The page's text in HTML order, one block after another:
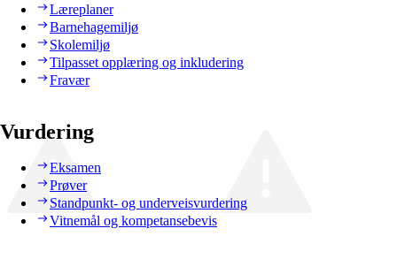
Læreplaner
Barnehagemiljø
Skolemiljø
Tilpasset opplæring og inkludering
Fravær
Vurdering
Eksamen
Prøver
Standpunkt- og underveisvurdering
Vitnemål og kompetansebevis